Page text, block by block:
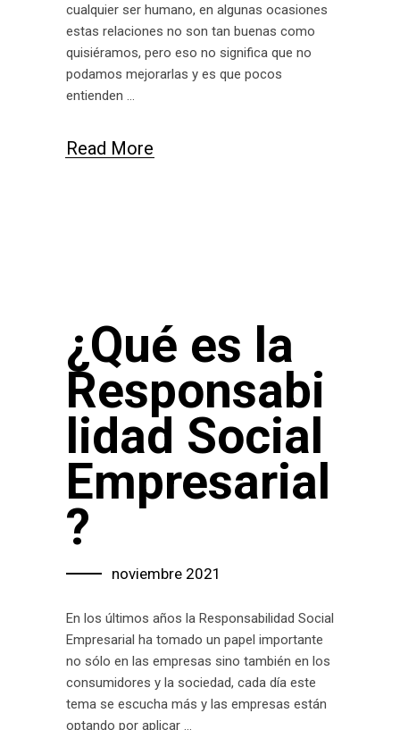
cualquier ser humano, en algunas ocasiones
estas relaciones no son tan buenas como
quisiéramos, pero eso no significa que no
podamos mejorarlas y es que pocos
entienden
Read More
¿Qué es la
Responsabi
lidad Social
Empresarial
?
noviembre 2021
En los últimos años la Responsabilidad Social
Empresarial ha tomado un papel importante
no sólo en las empresas sino también en los
consumidores y la sociedad, cada día este
tema se escucha más y las empresas están
optando por aplicar